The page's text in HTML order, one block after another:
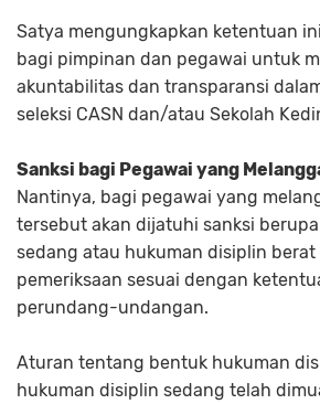
Satya mengungkapkan ketentuan
bagi pimpinan dan pegawai untuk
akuntabilitas dan transparansi
seleksi CASN dan/atau Sekolah
Sanksi bagi Pegawai yang
Nantinya, bagi pegawai yang
tersebut akan dijatuhi sanksi
sedang atau hukuman disiplin berat
pemeriksaan sesuai dengan
perundang-undangan.
Aturan tentang bentuk hukuman
hukuman disiplin sedang telah